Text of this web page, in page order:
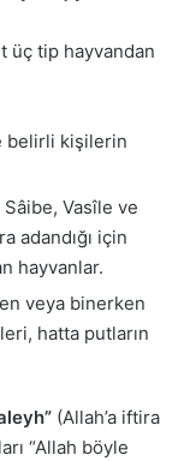
üç tip hayvandan
belirli kişilerin
Sâibe, Vasîle ve
adandığı için
hayvanlar.
veya binerken
hatta putların
(Allah’a iftira
“Allah böyle